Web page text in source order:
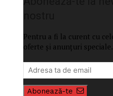
Pentru a fi la curent cu
oferte și anunțuri speciale.
Abonează-te